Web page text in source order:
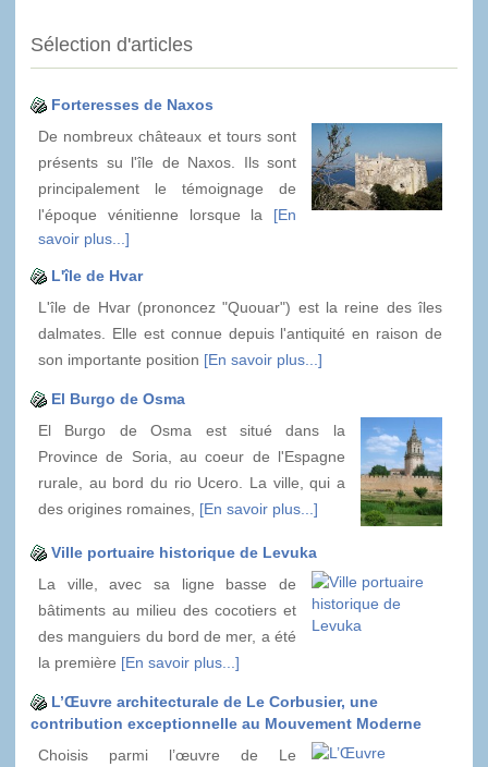
Sélection d'articles
Forteresses de Naxos
De nombreux châteaux et tours sont
présents su l'île de Naxos. Ils sont
principalement le témoignage de
l'époque vénitienne lorsque la [En
savoir plus...]
L'île de Hvar
L'île de Hvar (prononcez "Quouar") est la reine des îles
dalmates. Elle est connue depuis l'antiquité en raison de
son importante position [En savoir plus...]
El Burgo de Osma
El Burgo de Osma est situé dans la
Province de Soria, au coeur de l'Espagne
rurale, au bord du rio Ucero. La ville, qui a
des origines romaines, [En savoir plus...]
Ville portuaire historique de Levuka
La ville, avec sa ligne basse de
bâtiments au milieu des cocotiers et
des manguiers du bord de mer, a été
la première [En savoir plus...]
L’Œuvre architecturale de Le Corbusier, une
contribution exceptionnelle au Mouvement Moderne
Choisis parmi l’œuvre de Le